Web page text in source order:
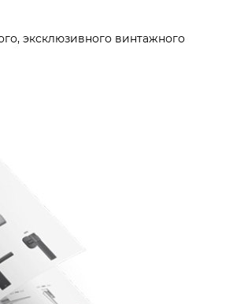
эксклюзивного винтажного